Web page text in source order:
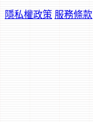
隱私權政策 服務條款